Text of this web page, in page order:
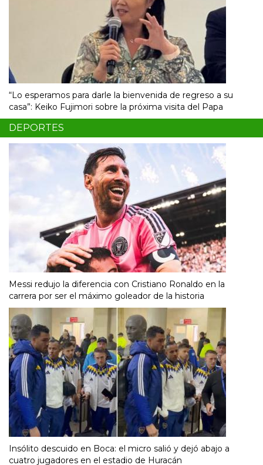
“Lo esperamos para darle la bienvenida de regreso a su
casa”: Keiko Fujimori sobre la próxima visita del Papa
DEPORTES
Messi redujo la diferencia con Cristiano Ronaldo en la
carrera por ser el máximo goleador de la historia
Insólito descuido en Boca: el micro salió y dejó abajo a
cuatro jugadores en el estadio de Huracán